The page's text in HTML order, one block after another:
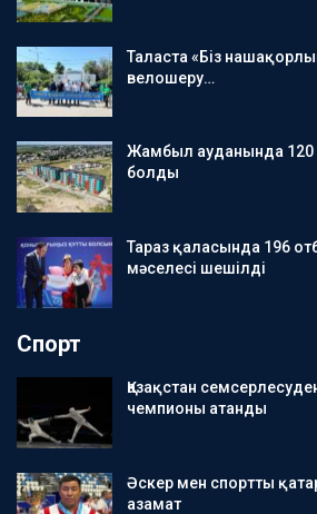
Таласта «Біз
велошеру…
Жамбыл ауданында 120
болды
Тараз қаласында 196
мәселесі шешілді
Спорт
Қазақстан
чемпионы атанды
Әскер мен спортты
азамат